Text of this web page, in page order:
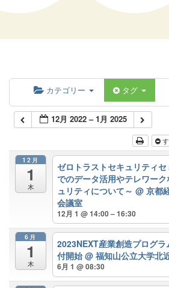
カテゴリー タグ
12月 2022 – 1月 2025
す
12月
1
木
ゼロトラストセキュリティ
でのデータ活用やテレワー
ュリティについて～@ 京都
会議室
12月 1 @ 14:00 – 16:30
6月
1
木
2023NEXT産業創造プログ
付開始@ 福知山公立大学北
6月 1 @ 08:30